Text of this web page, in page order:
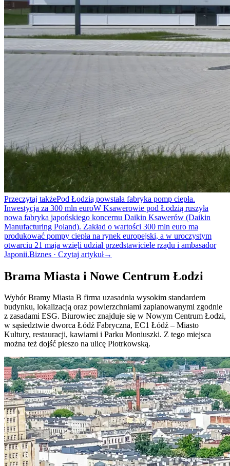
Przeczytaj takżePod Łodzią powstała fabryka pomp ciepła.
Inwestycja za 300 mln euroW Ksawerowie pod Łodzią ruszyła
nowa fabryka japońskiego koncernu Daikin Ksawerów (Daikin
Manufacturing Poland). Zakład o wartości 300 mln euro ma
produkować pompy ciepła na rynek europejski, a w uroczystym
otwarciu 21 maja wzięli udział przedstawiciele rządu i ambasador
Japonii.Biznes · Czytaj artykuł→
Brama Miasta i Nowe Centrum Łodzi
Wybór Bramy Miasta B firma uzasadnia wysokim standardem
budynku, lokalizacją oraz powierzchniami zaplanowanymi zgodnie
z zasadami ESG. Biurowiec znajduje się w Nowym Centrum Łodzi,
w sąsiedztwie dworca Łódź Fabryczna, EC1 Łódź – Miasto
Kultury, restauracji, kawiarni i Parku Moniuszki. Z tego miejsca
można też dojść pieszo na ulicę Piotrkowską.